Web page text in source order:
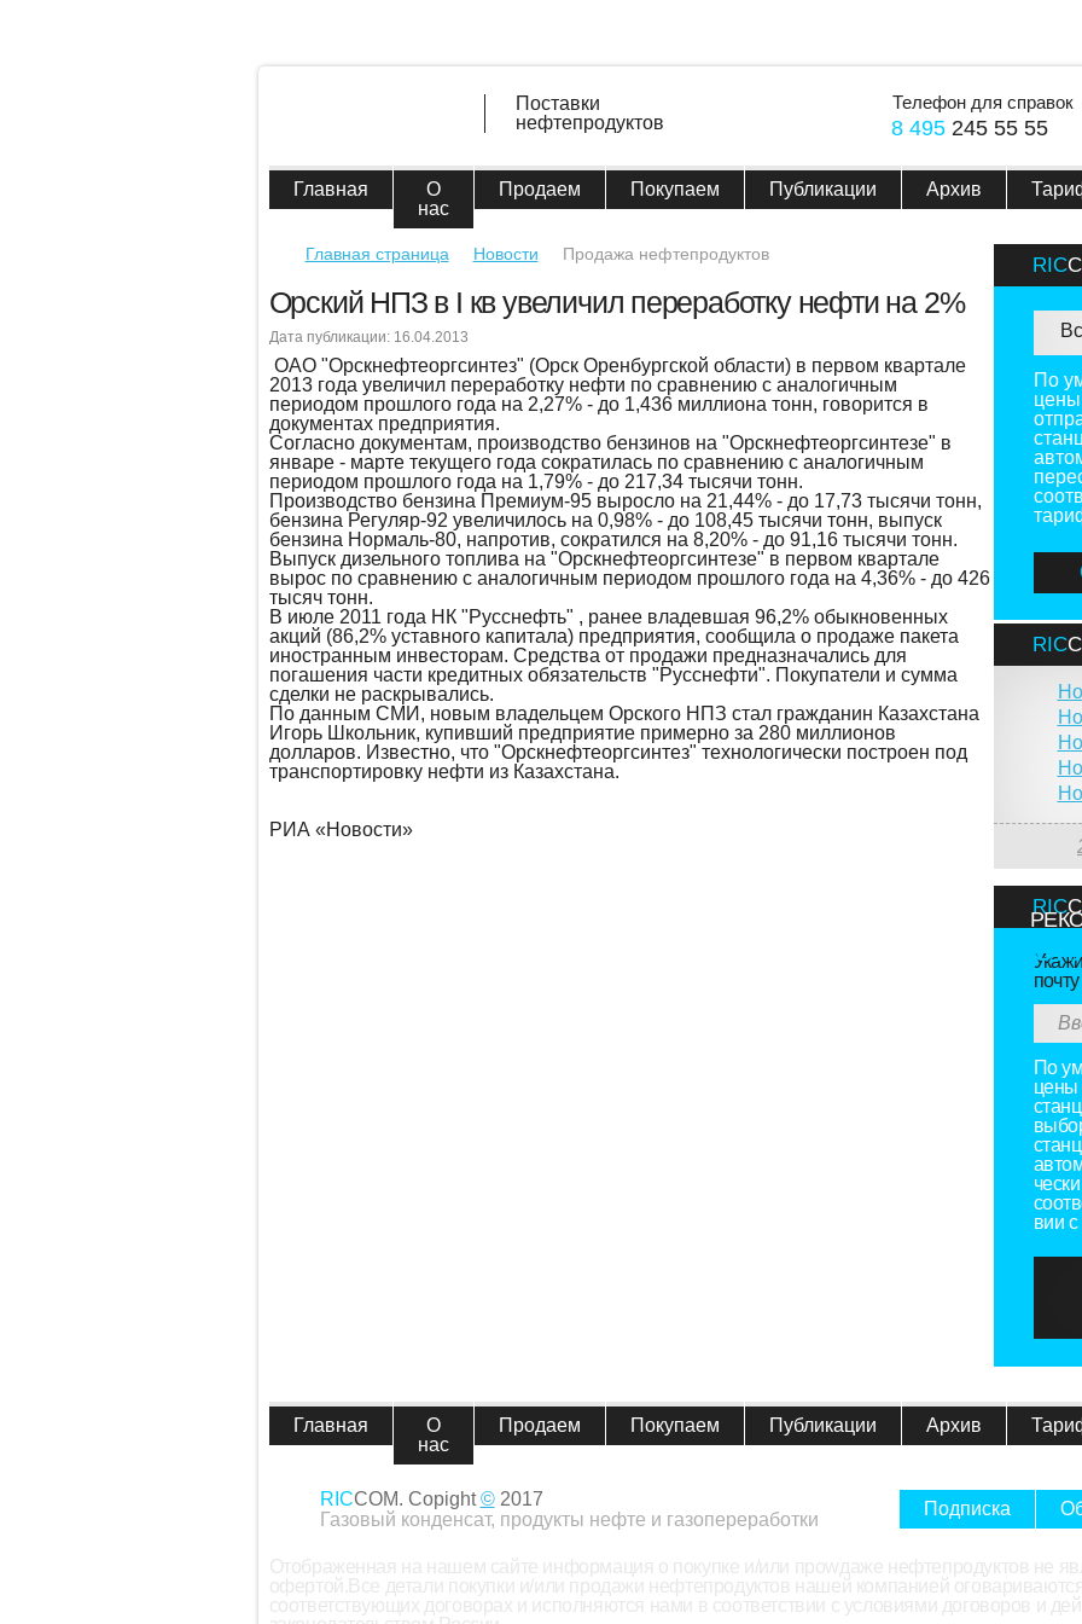
Поставки
нефтепродуктов
Телефон для справок
8 495245 55 55
Главная
О
нас
Продаем Покупаем Публикации Архив
Главная страница Новости Продажа нефтепродуктов
Орский НПЗ в I кв увеличил переработку нефти на 2%
Дата публикации: 16.04.2013
ОАО "Орскнефтеоргсинтез" (Орск Оренбургской области) в первом квартале
2013 года увеличил переработку нефти по сравнению с аналогичным
периодом прошлого года на 2,27% - до 1,436 миллиона тонн, говорится в
документах предприятия.
Согласно документам, производство бензинов на "Орскнефтеоргсинтезе" в
январе - марте текущего года сократилась по сравнению с аналогичным
периодом прошлого года на 1,79% - до 217,34 тысячи тонн.
Производство бензина Премиум-95 выросло на 21,44% - до 17,73 тысячи тонн,
бензина Регуляр-92 увеличилось на 0,98% - до 108,45 тысячи тонн, выпуск
бензина Нормаль-80, напротив, сократился на 8,20% - до 91,16 тысячи тонн.
Выпуск дизельного топлива на "Орскнефтеоргсинтезе" в первом квартале
вырос по сравнению с аналогичным периодом прошлого года на 4,36% - до 426
тысяч тонн.
В июле 2011 года НК "Русснефть" , ранее владевшая 96,2% обыкновенных
акций (86,2% уставного капитала) предприятия, сообщила о продаже пакета
иностранным инвесторам. Средства от продажи предназначались для
погашения части кредитных обязательств "Русснефти". Покупатели и сумма
сделки не раскрывались.
По данным СМИ, новым владельцем Орского НПЗ стал гражданин Казахстана
Игорь Школьник, купивший предприятие примерно за 280 миллионов
долларов. Известно, что "Орскнефтеоргсинтез" технологически построен под
транспортировку нефти из Казахстана.
РИА «Новости»
RIC
По
цены
RIC
RIC
почту
По
цены
вии
Главная
О
нас
Продаем Покупаем Публикации Архив
RICCOM. Copight©2017
Газовый конденсат, продукты нефте и газопереработки
Подписка